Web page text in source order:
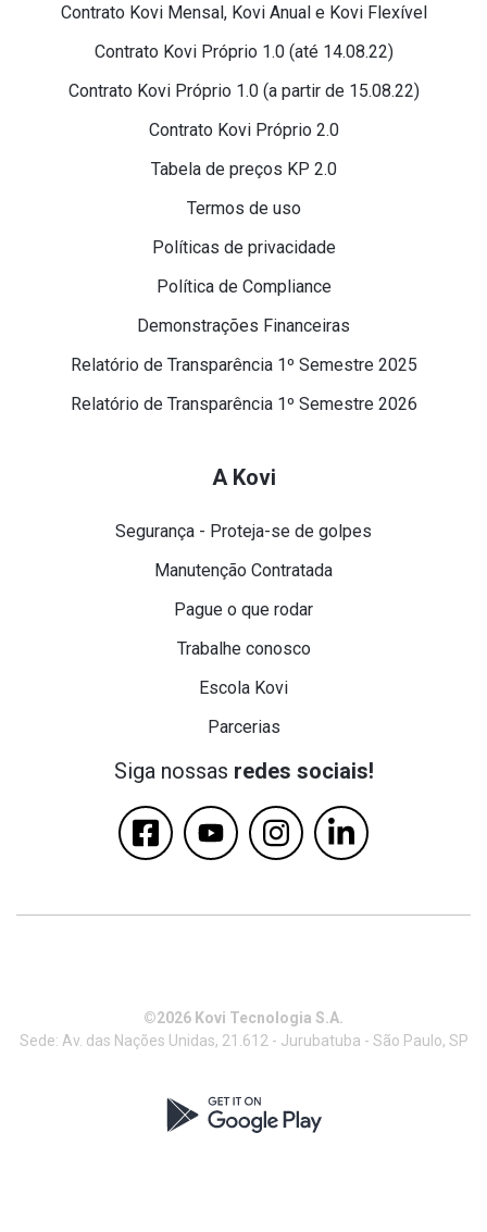
Contrato Kovi Mensal, Kovi Anual e Kovi Flexível
Contrato Kovi Próprio 1.0 (até 14.08.22)
Contrato Kovi Próprio 1.0 (a partir de 15.08.22)
Contrato Kovi Próprio 2.0
Tabela de preços KP 2.0
Termos de uso
Políticas de privacidade
Política de Compliance
Demonstrações Financeiras
Relatório de Transparência 1º Semestre 2025
Relatório de Transparência 1º Semestre 2026
A Kovi
Segurança - Proteja-se de golpes
Manutenção Contratada
Pague o que rodar
Trabalhe conosco
Escola Kovi
Parcerias
Siga nossas redes sociais!
©2026 Kovi Tecnologia S.A.
Sede: Av. das Nações Unidas, 21.612 - Jurubatuba - São Paulo, SP